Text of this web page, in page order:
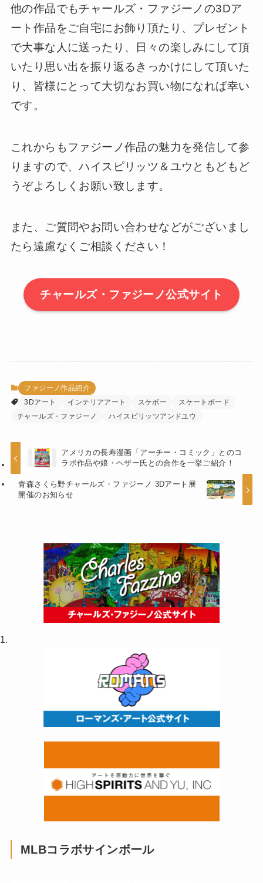
他の作品でもチャールズ・ファジーノの3Dア
ート作品をご自宅にお飾り頂たり、プレゼント
で大事な人に送ったり、日々の楽しみにして頂
いたり思い出を振り返るきっかけにして頂いた
り、皆様にとって大切なお買い物になれば幸い
です。
これからもファジーノ作品の魅力を発信して参
りますので、ハイスピリッツ＆ユウともどもど
うぞよろしくお願い致します。
また、ご質問やお問い合わせなどがございまし
たら遠慮なくご相談ください！
チャールズ・ファジーノ公式サイト
ファジーノ作品紹介
3Dアート
インテリアアート スケボー
スケートボード
チャールズ・ファジーノ
ハイスピリッツアンドユウ
アメリカの長寿漫画「アーチー・コミック」とのコ
ラボ作品や娘・ヘザー氏との合作を一挙ご紹介！
青森さくら野チャールズ・ファジーノ 3Dアート展
開催のお知らせ
MLBコラボサインボール